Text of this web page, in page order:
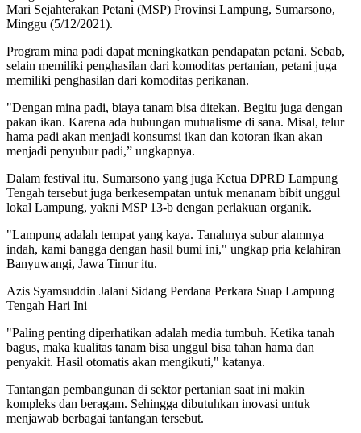
Mari Sejahterakan Petani (MSP) Provinsi Lampung, Sumarsono,
Minggu (5/12/2021).
Program mina padi dapat meningkatkan pendapatan petani. Sebab,
selain memiliki penghasilan dari komoditas pertanian, petani juga
memiliki penghasilan dari komoditas perikanan.
"Dengan mina padi, biaya tanam bisa ditekan. Begitu juga dengan
pakan ikan. Karena ada hubungan mutualisme di sana. Misal, telur
hama padi akan menjadi konsumsi ikan dan kotoran ikan akan
menjadi penyubur padi,” ungkapnya.
Dalam festival itu, Sumarsono yang juga Ketua DPRD Lampung
Tengah tersebut juga berkesempatan untuk menanam bibit unggul
lokal Lampung, yakni MSP 13-b dengan perlakuan organik.
"Lampung adalah tempat yang kaya. Tanahnya subur alamnya
indah, kami bangga dengan hasil bumi ini," ungkap pria kelahiran
Banyuwangi, Jawa Timur itu.
Azis Syamsuddin Jalani Sidang Perdana Perkara Suap Lampung
Tengah Hari Ini
"Paling penting diperhatikan adalah media tumbuh. Ketika tanah
bagus, maka kualitas tanam bisa unggul bisa tahan hama dan
penyakit. Hasil otomatis akan mengikuti," katanya.
Tantangan pembangunan di sektor pertanian saat ini makin
kompleks dan beragam. Sehingga dibutuhkan inovasi untuk
menjawab berbagai tantangan tersebut.